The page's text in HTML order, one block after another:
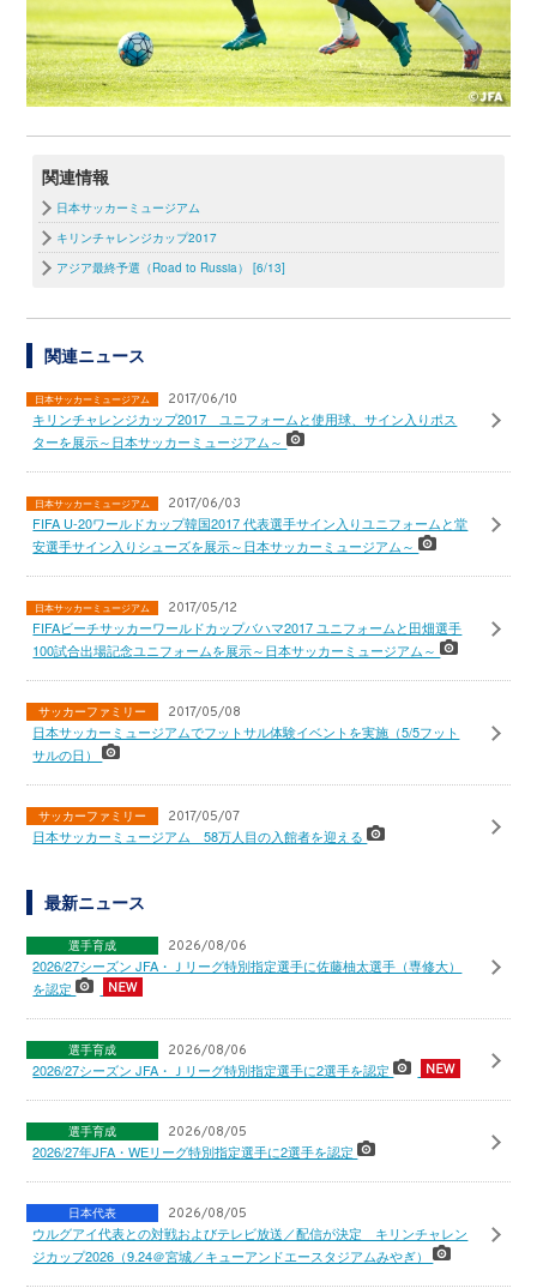
関連情報
日本サッカーミュージアム
キリンチャレンジカップ2017
アジア最終予選（Road to Russia） [6/13]
関連ニュース
日本サッカーミュージアム 2017/06/10
キリンチャレンジカップ2017 ユニフォームと使用球、サイン入りポス
ターを展示～日本サッカーミュージアム～
日本サッカーミュージアム 2017/06/03
FIFA U-20ワールドカップ韓国2017 代表選手サイン入りユニフォームと堂
安選手サイン入りシューズを展示～日本サッカーミュージアム～
日本サッカーミュージアム 2017/05/12
FIFAビーチサッカーワールドカップバハマ2017 ユニフォームと田畑選手
100試合出場記念ユニフォームを展示～日本サッカーミュージアム～
サッカーファミリー 2017/05/08
日本サッカーミュージアムでフットサル体験イベントを実施（5/5フット
サルの日）
サッカーファミリー 2017/05/07
日本サッカーミュージアム 58万人目の入館者を迎える
最新ニュース
選手育成 2026/08/06
2026/27シーズン JFA・Ｊリーグ特別指定選手に佐藤柚太選手（専修大）
を認定
選手育成 2026/08/06
2026/27シーズン JFA・Ｊリーグ特別指定選手に2選手を認定
選手育成 2026/08/05
2026/27年JFA・WEリーグ特別指定選手に2選手を認定
日本代表 2026/08/05
ウルグアイ代表との対戦およびテレビ放送／配信が決定 キリンチャレン
ジカップ2026（9.24＠宮城／キューアンドエースタジアムみやぎ）